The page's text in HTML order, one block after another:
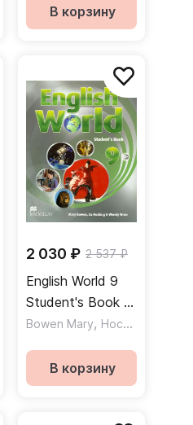
версияВ корзину
,Wren Wendy
2 030 ₽ 2 537 ₽
English World 9
Student's Book /
Учебник
Bowen Mary, Hocking Liz
В корзину